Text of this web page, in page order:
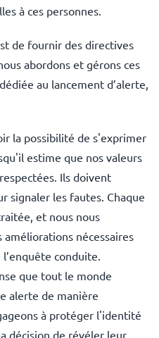
à ces personnes.
de fournir des directives
abordons et gérons ces
au lancement d’alerte,
la possibilité de s'exprimer
estime que nos valeurs
Ils doivent
signaler les fautes. Chaque
et nous nous
nécessaires
conduite.
que tout le monde
alerte de manière
à protéger l'identité
décision de révéler leur